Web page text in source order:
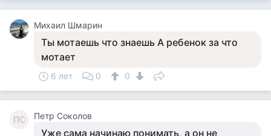
Михаил Шмарин
Ты мотаешь что знаешь А ребенок за что
мотает
6 лет 0 0
ПС Петр Соколов
Уже сама начинаю понимать, а он не